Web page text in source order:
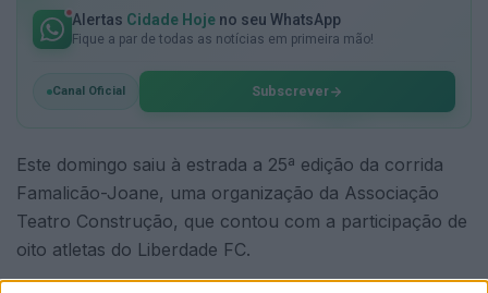
Alertas Cidade Hoje no seu WhatsApp
Fique a par de todas as notícias em primeira mão!
Canal Oficial Subscrever
Este domingo saiu à estrada a 25ª edição da corrida
Famalicão-Joane, uma organização da Associação
Teatro Construção, que contou com a participação de
oito atletas do Liberdade FC.